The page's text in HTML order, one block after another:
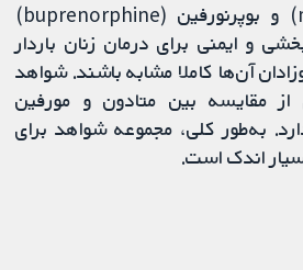
متادون (methadone) و بوپرنورفین (buprenorphine)
و ایمنی برای درمان زنان باردار
آن‌ها کاملا مشابه باشند. شواهد
از مقایسه بین متادون و مورفین
به‌طور کلی، مجموعه شواهد برای
اندک است.